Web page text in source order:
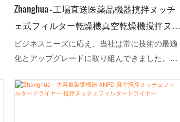
Zhanghua - 工場直送医薬品機器撹拌ヌッチ
ェ式フィルター乾燥機真空乾燥機撹拌ヌッ
チェ式フィルター乾燥機
ビジネスニーズに応え、当社は常に技術の最適
化とアップグレードに取り組んできました。こ
ています。乾燥装置の応用分野において、工場